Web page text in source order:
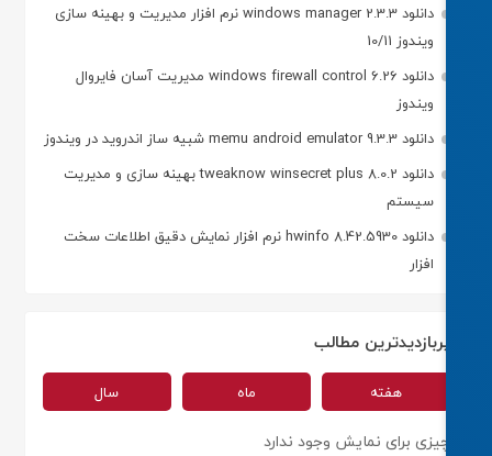
دانلود windows manager 2.3.3 نرم افزار مدیریت و بهینه سازی
دانلود windows firewall control 6.26 مدیریت آسان فایروال
دانلود memu android emulator 9.3.3 شبیه ساز اندروید در ویندوز
دانلود tweaknow winsecret plus 8.0.2 بهینه سازی و مدیریت
سیستم
دانلود hwinfo 8.42.5930 نرم افزار نمایش دقیق اطلاعات سخت
مطالب
برای نمایش وجود ندارد